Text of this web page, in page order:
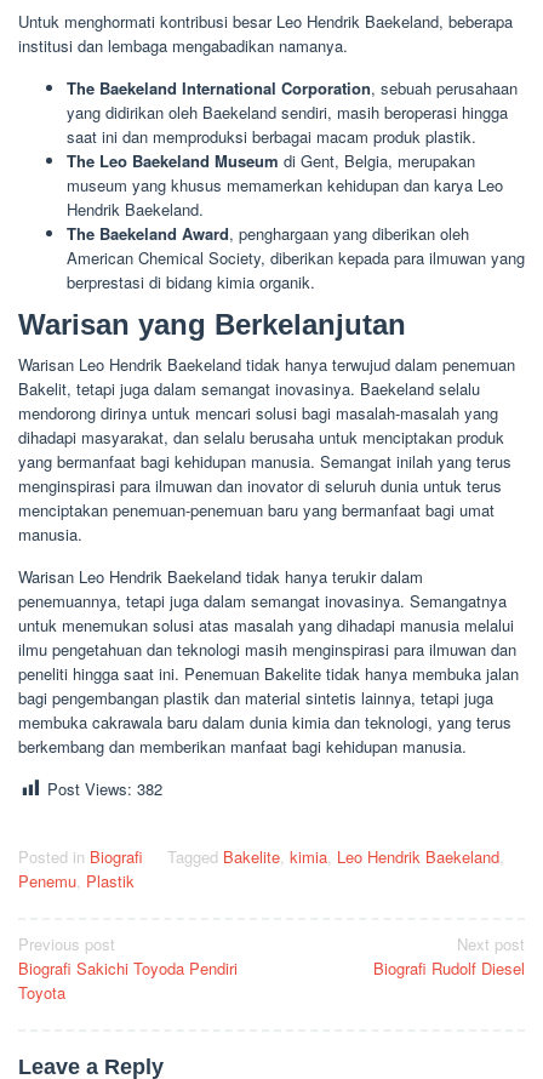
Untuk menghormati kontribusi besar Leo Hendrik Baekeland, beberapa
institusi dan lembaga mengabadikan namanya.
The Baekeland International Corporation, sebuah perusahaan
yang didirikan oleh Baekeland sendiri, masih beroperasi hingga
saat ini dan memproduksi berbagai macam produk plastik.
The Leo Baekeland Museum di Gent, Belgia, merupakan
museum yang khusus memamerkan kehidupan dan karya Leo
Hendrik Baekeland.
The Baekeland Award, penghargaan yang diberikan oleh
American Chemical Society, diberikan kepada para ilmuwan yang
berprestasi di bidang kimia organik.
Warisan yang Berkelanjutan
Warisan Leo Hendrik Baekeland tidak hanya terwujud dalam penemuan
Bakelit, tetapi juga dalam semangat inovasinya. Baekeland selalu
mendorong dirinya untuk mencari solusi bagi masalah-masalah yang
dihadapi masyarakat, dan selalu berusaha untuk menciptakan produk
yang bermanfaat bagi kehidupan manusia. Semangat inilah yang terus
menginspirasi para ilmuwan dan inovator di seluruh dunia untuk terus
menciptakan penemuan-penemuan baru yang bermanfaat bagi umat
manusia.
Warisan Leo Hendrik Baekeland tidak hanya terukir dalam
penemuannya, tetapi juga dalam semangat inovasinya. Semangatnya
untuk menemukan solusi atas masalah yang dihadapi manusia melalui
ilmu pengetahuan dan teknologi masih menginspirasi para ilmuwan dan
peneliti hingga saat ini. Penemuan Bakelite tidak hanya membuka jalan
bagi pengembangan plastik dan material sintetis lainnya, tetapi juga
membuka cakrawala baru dalam dunia kimia dan teknologi, yang terus
berkembang dan memberikan manfaat bagi kehidupan manusia.
Post Views: 382
Posted in Biografi Tagged Bakelite, kimia, Leo Hendrik Baekeland,
Penemu, Plastik
Post
navigation
Previous post
Biografi Sakichi Toyoda Pendiri
Toyota
Next post
Biografi Rudolf Diesel
Leave a Reply